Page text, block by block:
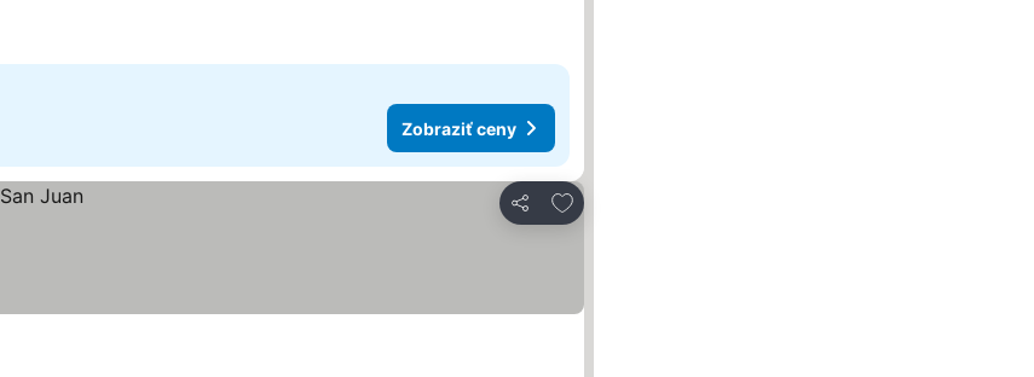
Zobraziť ceny
Zdieľať
Pridať do obľúbených